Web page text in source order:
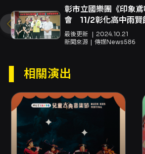
—大提琴名家 & TCO 將西方大
化表達與中國傳統樂團的集體音
界首演、改編作品與協奏曲型態
聲音對話，適合愛好古典、當代
注意事項
Apple Pay、Google Pay、
請先加入會員。若折扣方案設有
折抵」限制，該折扣僅限網路
買：可使用現金或信用卡。 -
金）：7-ELEVEN ibon、全家
富 Life-ET。超商僅提供電腦自
彰市立國樂團《印象
會 11/2彰化高中雨賢
最後更新
2024.10.21
新聞來源
傳媒News586
相關演出